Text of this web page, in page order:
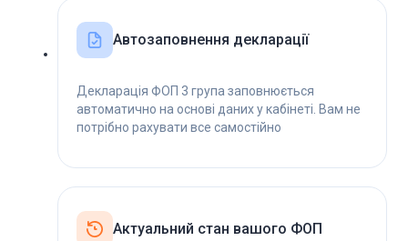
Автозаповнення декларації
Декларація ФОП 3 група заповнюється
автоматично на основі даних у кабінеті. Вам не
потрібно рахувати все самостійно
Актуальний стан вашого ФОП